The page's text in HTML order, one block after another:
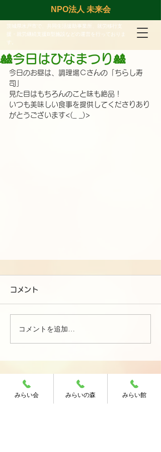
NPO法人 未来会
茨城県水戸市で、共同生活援助事業所、就労移行支
援・就労継続支援B型施設などの運営を行っておりま
🎎今日はひなまつり🎎
今日のお昼は、調理場Ｃさんの「ちらし寿
司」
見た目はもちろんのこと味も絶品！
いつも美味しい食事を提供してくださりあり
がとうございます<(_ _)>
コメント
コメントを追加…
お知らせへもどる
みらい会 みらいの森 みらい館